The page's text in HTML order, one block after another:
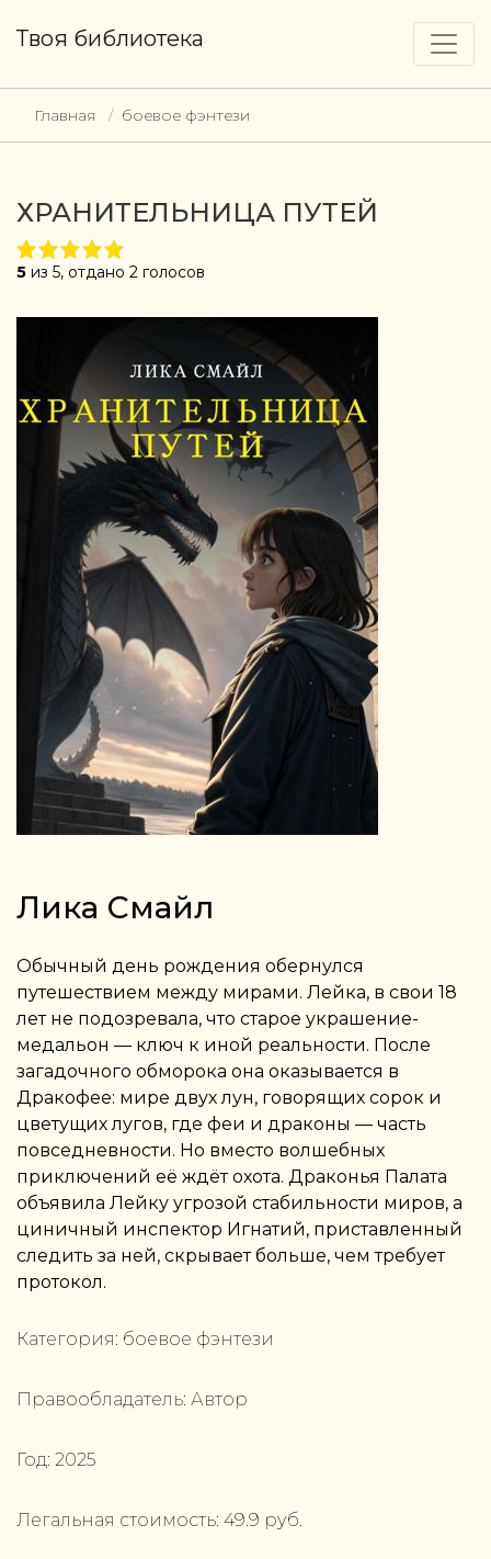
Твоя библиотека
Главная боевое фэнтези
ХРАНИТЕЛЬНИЦА ПУТЕЙ
5 из 5, отдано 2 голосов
Лика Смайл
Обычный день рождения обернулся
путешествием между мирами. Лейка, в свои 18
лет не подозревала, что старое украшение-
медальон — ключ к иной реальности. После
загадочного обморока она оказывается в
Дракофее: мире двух лун, говорящих сорок и
цветущих лугов, где феи и драконы — часть
повседневности. Но вместо волшебных
приключений её ждёт охота. Драконья Палата
объявила Лейку угрозой стабильности миров, а
циничный инспектор Игнатий, приставленный
следить за ней, скрывает больше, чем требует
протокол.
Категория: боевое фэнтези
Правообладатель: Автор
Год: 2025
Легальная стоимость: 49.9 руб.